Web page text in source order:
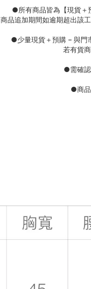
●所有商品皆為【現貨
商品追加期間如逾期超出該
●少量現貨＋預購 = 與門
若有貨
●需確
●商